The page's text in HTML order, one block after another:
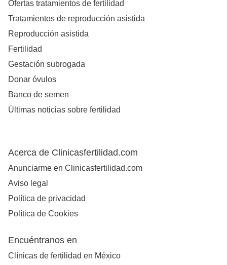
Ofertas tratamientos de fertilidad
Tratamientos de reproducción asistida
Reproducción asistida
Fertilidad
Gestación subrogada
Donar óvulos
Banco de semen
Últimas noticias sobre fertilidad
Acerca de Clinicasfertilidad.com
Anunciarme en Clinicasfertilidad.com
Aviso legal
Política de privacidad
Política de Cookies
Encuéntranos en
Clínicas de fertilidad en México